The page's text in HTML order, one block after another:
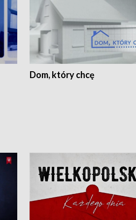
Dom, który chcę